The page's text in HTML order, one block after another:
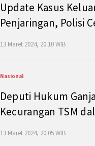
Update Kasus
Penjaringan, Polisi
13 Maret 2024, 20:10 WIB
Nasional
Deputi Hukum
Kecurangan TSM
13 Maret 2024, 20:05 WIB